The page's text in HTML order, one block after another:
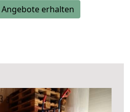
erhalten